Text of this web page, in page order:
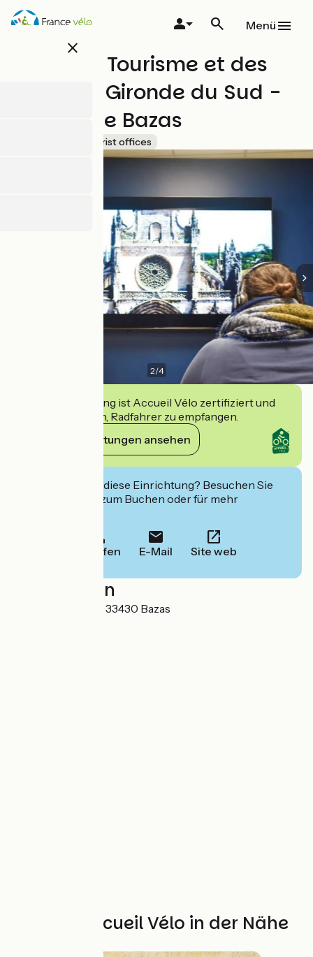
Direkt
zum
close
Menü
Office de Tourisme et des
Loisirs La Gironde du Sud -
Bureau de Bazas
Tourist offices
2/4
Diese Einrichtung ist Accueil Vélo zertifiziert und
verpflichtet sich, Radfahrer zu empfangen.
Ihre Verpflichtungen ansehen
Interessiert Sie diese Einrichtung? Besuchen Sie
deren Website zum Buchen oder für mehr
Anrufen E-Mail Site web
Localisation
25 rue Fondespan 33430 Bazas
Weitere Accueil Vélo in der Nähe